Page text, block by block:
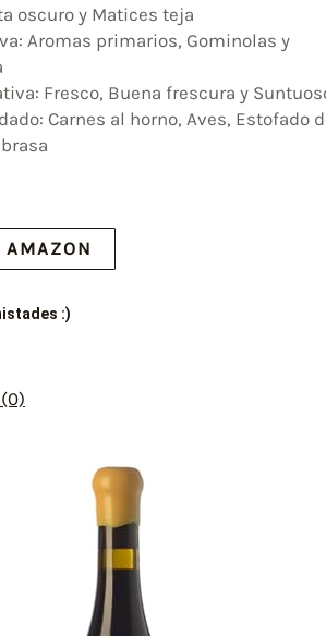
oscuro y Matices teja
Aromas primarios, Gominolas y
Fresco, Buena frescura y
Carnes al horno, Aves, Estofado
AMAZON
:)